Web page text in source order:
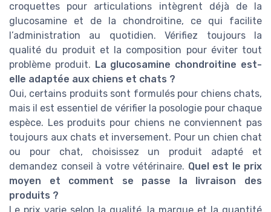
croquettes pour articulations intègrent déjà de la
glucosamine et de la chondroitine, ce qui facilite
l’administration au quotidien. Vérifiez toujours la
qualité du produit et la composition pour éviter tout
problème produit. La glucosamine chondroitine est-
elle adaptée aux chiens et chats ?
Oui, certains produits sont formulés pour chiens chats,
mais il est essentiel de vérifier la posologie pour chaque
espèce. Les produits pour chiens ne conviennent pas
toujours aux chats et inversement. Pour un chien chat
ou pour chat, choisissez un produit adapté et
demandez conseil à votre vétérinaire. Quel est le prix
moyen et comment se passe la livraison des
produits ?